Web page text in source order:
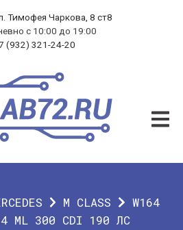
Тимофея Чаркова, 8 ст8
с 10:00 до 19:00
(932) 321-24-20
M CLASS
W164
ML 300 CDI 190 ЛС